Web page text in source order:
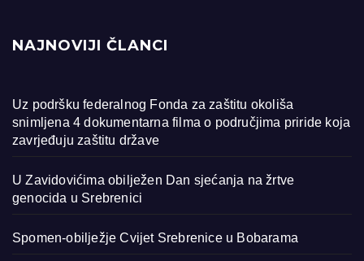
NAJNOVIJI ČLANCI
Uz podršku federalnog Fonda za zaštitu okoliša
snimljena 4 dokumentarna filma o područjima priride koja
zavrjeđuju zaštitu države
U Zavidovićima obilježen Dan sjećanja na žrtve
genocida u Srebrenici
Spomen-obilježje Cvijet Srebrenice u Bobarama